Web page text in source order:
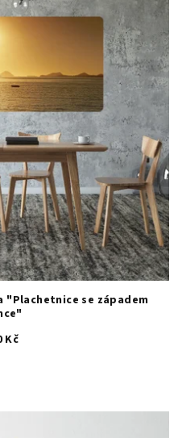
se západem
Kč